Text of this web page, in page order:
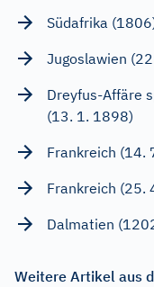
Südafrika
Jugoslawien
Dreyfus-Affäre
(13. 1. 1898)
Frankreich (14.
Frankreich (25.
Dalmatien
Weitere Artikel aus